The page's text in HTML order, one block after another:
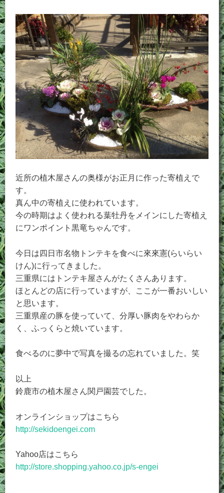
近所の植木屋さんの奥様がお正月に作った寄植えで
す。
真ん中の寄植えに使われています。
今の時期はよく使われる葉牡丹をメインにした寄植え
にワンポイント黒竜ちゃんです。
今日は四日市名物トンテキを食べに來來憲(らいらい
けん)に行ってきました。
三重県にはトンテキ屋さんがたくさんあります。
ほとんどの店に行っていますが、ここが一番おいしい
と思います。
三重県産の豚を使っていて、分厚い豚肉をやわらか
く、ふっくらと焼いています。
食べるのに夢中で写真を撮るの忘れていました。笑
以上
鈴鹿市の植木屋さん関戸園芸でした。
オンラインショップはこちら
http://sekidoengei.com
Yahoo店はこちら
http://store.shopping.yahoo.co.jp/s-engei